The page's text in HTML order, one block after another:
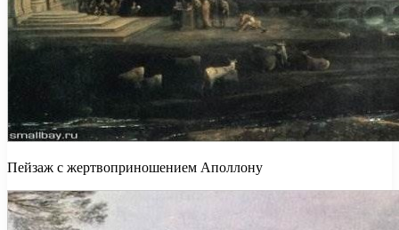
Пейзаж с жертвоприношением Аполлону